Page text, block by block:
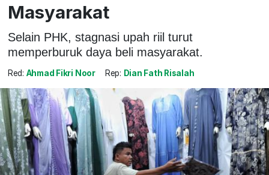
Masyarakat
Selain PHK, stagnasi upah riil turut
memperburuk daya beli masyarakat.
Red: Ahmad Fikri Noor Rep: Dian Fath Risalah